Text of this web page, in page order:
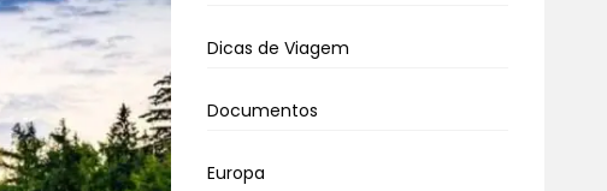
Dicas de Viagem
Documentos
Europa